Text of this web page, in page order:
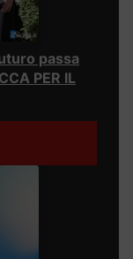
passa
PER IL